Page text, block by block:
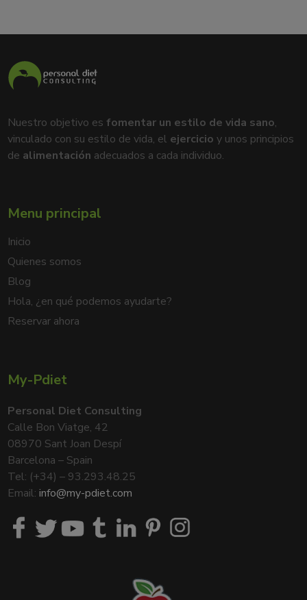
Nuestro objetivo esfomentar un estilo de vida sano,
vinculado con su estilo de vida, el ejercicio y unos principios
de alimentación adecuados a cada individuo.
Menu principal
Inicio
Quienes somos
Blog
Hola, ¿en qué podemos ayudarte?
Reservar ahora
My-Pdiet
Personal Diet Consulting
Calle Bon Viatge, 42
08970 Sant Joan Despí
Barcelona – Spain
Tel: (+34) – 93.293.48.25
Email:info@my-pdiet.com